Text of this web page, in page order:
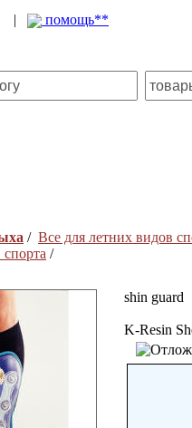
| помощь**
/ Все для летних видов
/
shin guard
K-Resin